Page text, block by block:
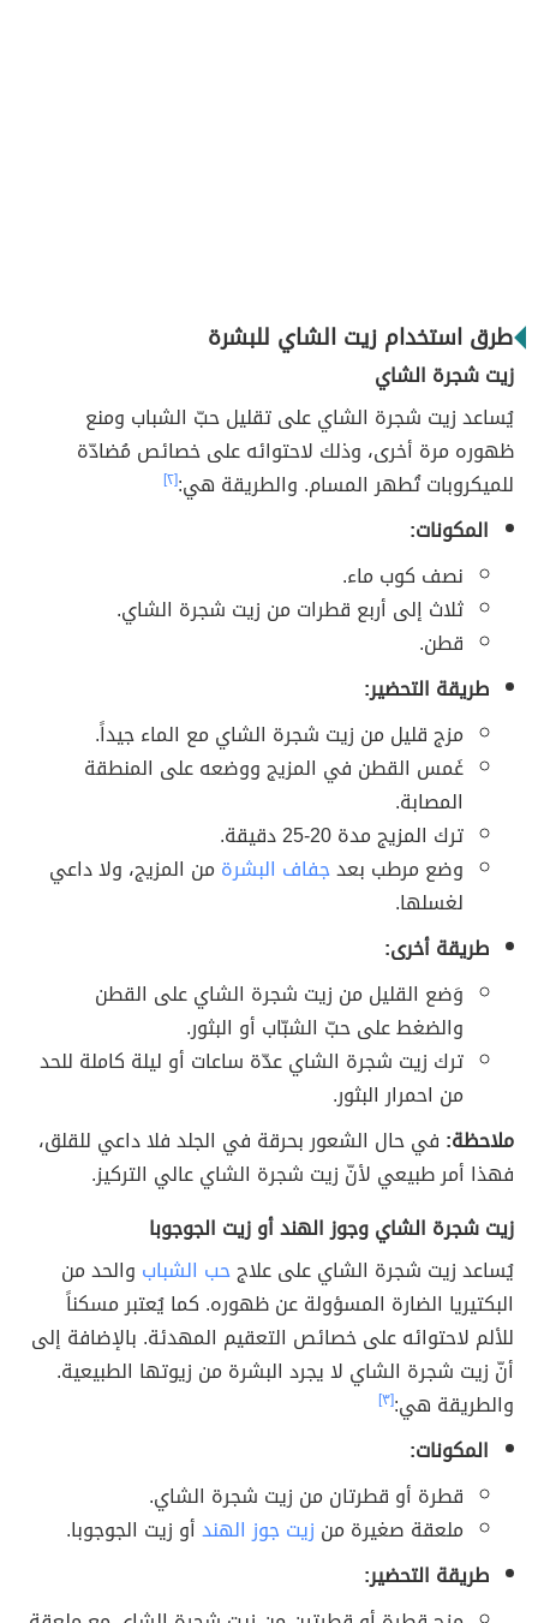
طرق استخدام زيت الشاي للبشرة
زيت شجرة الشاي
يُساعد زيت شجرة الشاي على تقليل حبّ الشباب ومنع
ظهوره مرة أخرى، وذلك لاحتوائه على خصائص مُضادّة
للميكروبات تُطهر المسام. والطريقة هي:[٢]
المكونات:
نصف كوب ماء.
ثلاث إلى أربع قطرات من زيت شجرة الشاي.
قطن.
طريقة التحضير:
مزج قليل من زيت شجرة الشاي مع الماء جيداً.
غَمس القطن في المزيج ووضعه على المنطقة
المصابة.
ترك المزيج مدة 20-25 دقيقة.
وضع مرطب بعدجفاف البشرة من المزيج، ولا داعي
لغسلها.
طريقة أخرى:
وَضع القليل من زيت شجرة الشاي على القطن
والضغط على حبّ الشبّاب أو البثور.
ترك زيت شجرة الشاي عدّة ساعات أو ليلة كاملة للحد
من احمرار البثور.
ملاحظة: في حال الشعور بحرقة في الجلد فلا داعي للقلق،
فهذا أمر طبيعي لأنّ زيت شجرة الشاي عالي التركيز.
زيت شجرة الشاي وجوز الهند أو زيت الجوجوبا
يُساعد زيت شجرة الشاي على علاجحب الشباب والحد من
البكتيريا الضارة المسؤولة عن ظهوره. كما يُعتبر مسكناً
للألم لاحتوائه على خصائص التعقيم المهدئة. بالإضافة إلى
أنّ زيت شجرة الشاي لا يجرد البشرة من زيوتها الطبيعية.
والطريقة هي:[٣]
المكونات:
قطرة أو قطرتان من زيت شجرة الشاي.
ملعقة صغيرة من زيت جوز الهندأو زيت الجوجوبا.
طريقة التحضير: